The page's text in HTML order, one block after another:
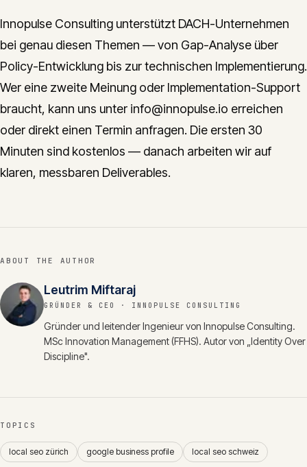
Innopulse Consulting unterstützt DACH-Unternehmen
bei genau diesen Themen — von Gap-Analyse über
Policy-Entwicklung bis zur technischen Implementierung.
Wer eine zweite Meinung oder Implementation-Support
braucht, kann uns unter info@innopulse.io erreichen
oder direkt einen Termin anfragen. Die ersten 30
Minuten sind kostenlos — danach arbeiten wir auf
klaren, messbaren Deliverables.
ABOUT THE AUTHOR
Leutrim Miftaraj
GRÜNDER & CEO · INNOPULSE CONSULTING
Gründer und leitender Ingenieur von Innopulse Consulting.
MSc Innovation Management (FFHS). Autor von „Identity Over
Discipline".
TOPICS
local seo zürich google business profile local seo schweiz